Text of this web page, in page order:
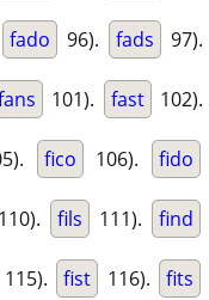
fado 96). fads 97).
101). fast 102).
fico 106). fido
110). fils 111). find
115). fist 116). fits